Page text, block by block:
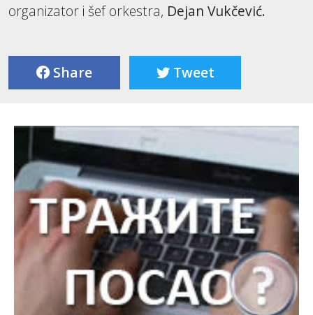
organizator i šef orkestra, Dejan Vukčević.
Share Tweet